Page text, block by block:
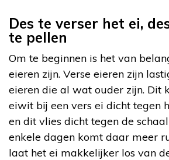
Des te verser het ei,
te pellen
Om te beginnen is het van
eieren zijn. Verse eieren zijn
eieren die al wat ouder zijn. Dit
eiwit bij een vers ei dicht tegen
en dit vlies dicht tegen de
enkele dagen komt daar meer
laat het ei makkelijker los van